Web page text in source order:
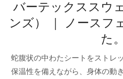
バーテックススウ
ンズ） ｜ ノースフ
た。
蛇腹状の中わたシートをストレ
保温性を備えながら、身体の動